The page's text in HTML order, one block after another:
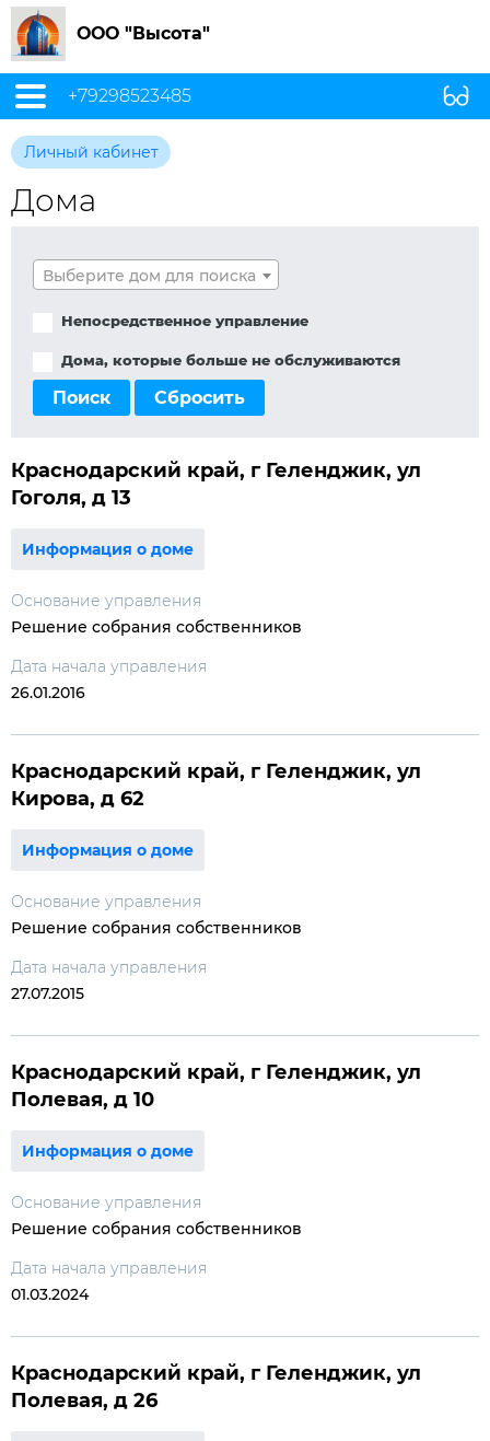
ООО "Высота"
+79298523485
Личный кабинет
Дома
Выберите дом для поиска
Непосредственное управление
Дома, которые больше не обслуживаются
Поиск Сбросить
Краснодарский край, г Геленджик, ул
Гоголя, д 13
Информация о доме
Основание управления
Решение собрания собственников
Дата начала управления
26.01.2016
Краснодарский край, г Геленджик, ул
Кирова, д 62
Информация о доме
Основание управления
Решение собрания собственников
Дата начала управления
27.07.2015
Краснодарский край, г Геленджик, ул
Полевая, д 10
Информация о доме
Основание управления
Решение собрания собственников
Дата начала управления
01.03.2024
Краснодарский край, г Геленджик, ул
Полевая, д 26